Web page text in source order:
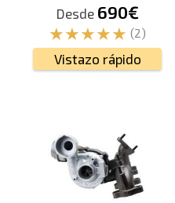
Desde 690€
(2)
Vistazo rápido